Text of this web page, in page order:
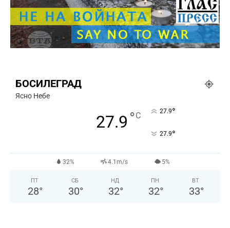
БОСИЛЕГРАД
Ясно Небе
27.9 °C 27.9°
27.9°
32% 4.1m/s 5%
ПТ
28°
СБ
30°
НД
32°
ПН
32°
ВТ
33°